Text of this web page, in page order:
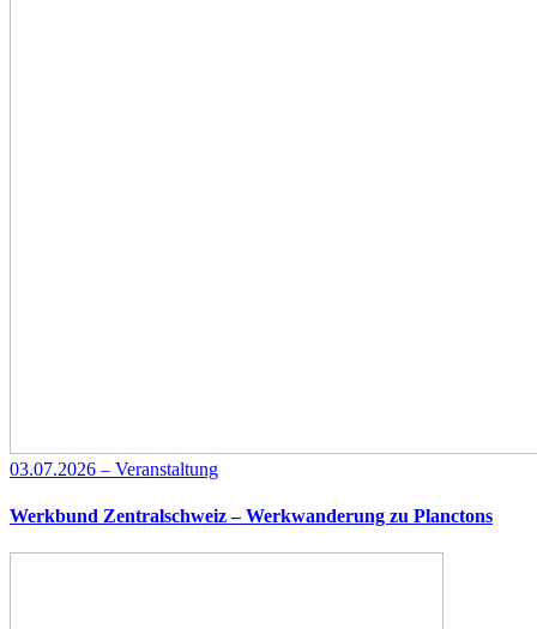
03.07.2026 – Veranstaltung
Werkbund Zentralschweiz – Werkwanderung zu Planctons